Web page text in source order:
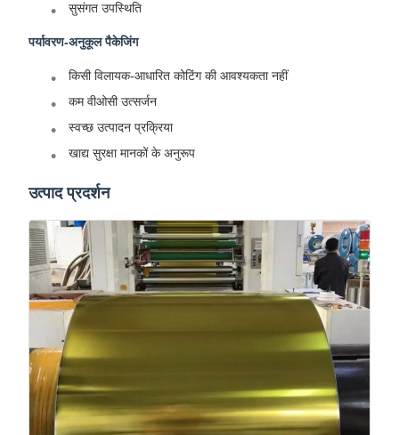
सुसंगत उपस्थिति
पर्यावरण-अनुकूल पैकेजिंग
किसी विलायक-आधारित कोटिंग की आवश्यकता नहीं
कम वीओसी उत्सर्जन
स्वच्छ उत्पादन प्रक्रिया
खाद्य सुरक्षा मानकों के अनुरूप
उत्पाद प्रदर्शन